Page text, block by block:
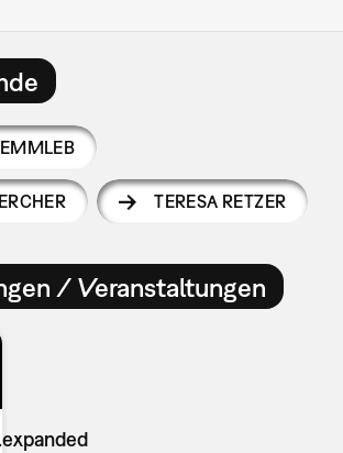
TERESA RETZER
/ Veranstaltungen